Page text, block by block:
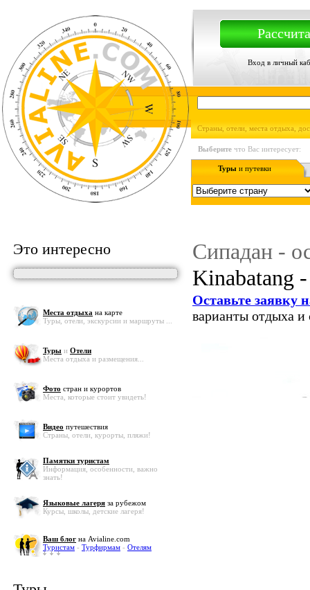
Вход в личный
Страны, отели, места отдыха,
Выберите что Вас интересует:
Туры и путевки
Это интересно
Места отдыха на карте
Туры, отели, экскурсии и маршруты ...
Туры и Отели
Места отдыха и размещения...
Фото стран и курортов
Места, которые стоит увидеть!
Видео путешествия
Страны, отели, курорты, пляжи!
Памятки туристам
Информация, особенности, важно
знать!
Языковые лагеря за рубежом
Курсы, школы, детские лагеря!
Ваш блог на Avialine.com
Туристам - Турфирмам - Отелям
Сипадан -
Kinabatang
Оставьте заявку
варианты отдыха